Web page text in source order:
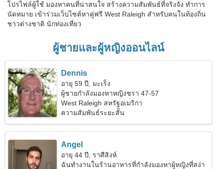
โปรไฟล์ผู้ใช้ มองหาคนที่น่าสนใจ สร้างความสัมพันธ์ที่จริงจัง ทำการ
นัดหมาย เข้าร่วมเว็บไซต์หาคู่ฟรี West Raleigh สำหรับคนในท้องถิ่น
ชาวต่างชาติ นักท่องเที่ยว
ผู้ชายและผู้หญิงออนไลน์
Dennis
อายุ 59 ปี, มะเร็ง
ผู้ชายกำลังมองหาหญิงชรา 47-57
West Raleigh สหรัฐอเมริกา
ความสัมพันธ์ระยะสั้น
Angel
อายุ 44 ปี, ราศีสิงห์
ฉันทำงานในร้านอาหารที่กำลังมองหาผู้หญิงที่สง่า